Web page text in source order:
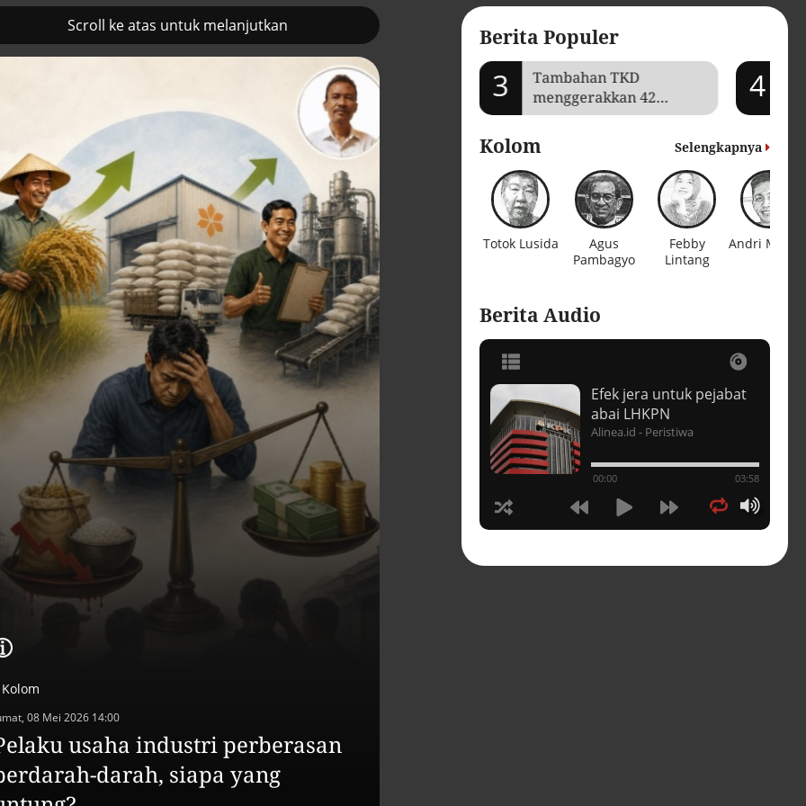
Scroll ke atas untuk melanjutkan
Kolom
08 Mei 2026 14:00
usaha industri perberasan
darah, siapa yang
Berita Populer
Pemulihan ekonomi Aceh
terus diakselerasi
3
Tambahan TKD
menggerakkan 42
kegiatan di
4
Kolom Selengkapnya
Totok Lusida
Agus
Pambagyo
Febby
Lintang
Andri
Berita Audio
Efek jera untuk pejabat
abai LHKPN
Alinea.id - Peristiwa
Buku berusia 900 tahun
ditemukan di arsip rahasia
Vatikan, ada prediksi tahun
Kiamat
Alinea.id - Peristiwa
Akar persoalan
berulangnya kekerasan
Ahok terealisasi di Pilpres
Efek jera untuk pejabat
abai LHKPN
Alinea.id - Peristiwa
00:00 03:58